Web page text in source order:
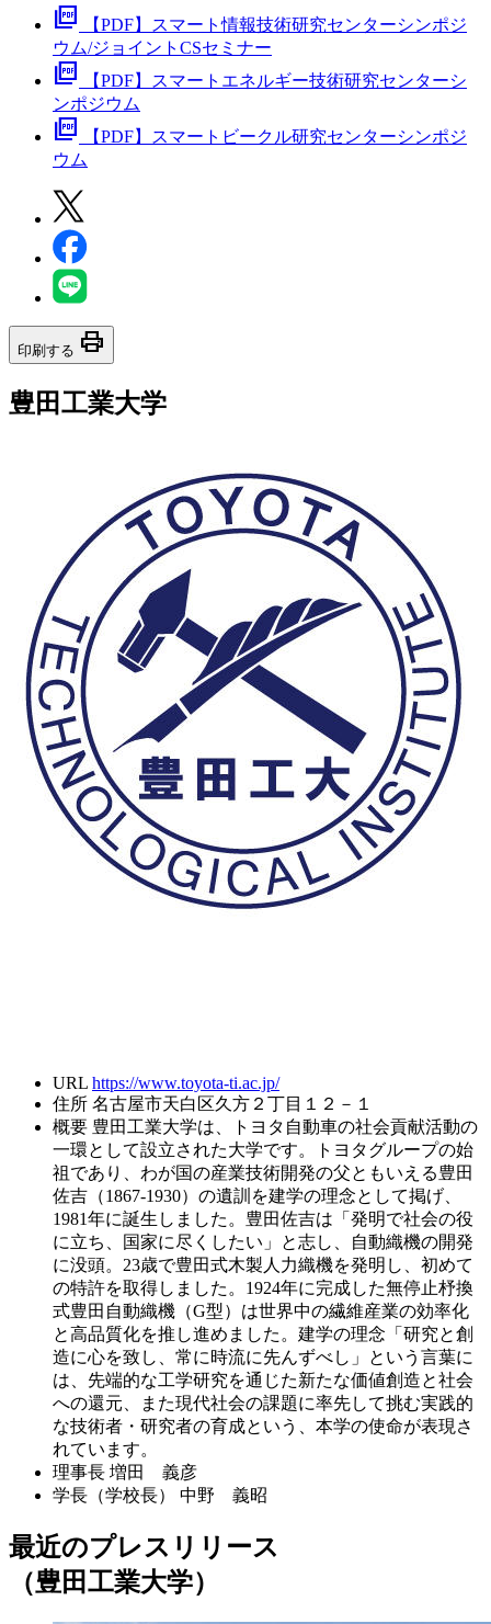
picture_as_pdf
【PDF】スマート情報技術研究センターシンポジ
ウム/ジョイントCSセミナー
picture_as_pdf
【PDF】スマートエネルギー技術研究センターシ
ンポジウム
picture_as_pdf
【PDF】スマートビークル研究センターシンポジ
ウム
印刷する print
豊田工業大学
URL https://www.toyota-ti.ac.jp/
住所 名古屋市天白区久方２丁目１２－１
概要 豊田工業大学は、トヨタ自動車の社会貢献活動の
一環として設立された大学です。トヨタグループの始
祖であり、わが国の産業技術開発の父ともいえる豊田
佐吉（1867-1930）の遺訓を建学の理念として掲げ、
1981年に誕生しました。豊田佐吉は「発明で社会の役
に立ち、国家に尽くしたい」と志し、自動織機の開発
に没頭。23歳で豊田式木製人力織機を発明し、初めて
の特許を取得しました。1924年に完成した無停止杼換
式豊田自動織機（G型）は世界中の繊維産業の効率化
と高品質化を推し進めました。建学の理念「研究と創
造に心を致し、常に時流に先んずべし」という言葉に
は、先端的な工学研究を通じた新たな価値創造と社会
への還元、また現代社会の課題に率先して挑む実践的
な技術者・研究者の育成という、本学の使命が表現さ
れています。
理事長 増田 義彦
学長（学校長）
中野 義昭
最近のプレスリリース
（豊田工業大学）